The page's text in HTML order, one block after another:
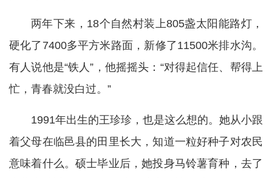
两年下来，18个自然村装上805盏太阳能路灯，
硬化了7400多平方米路面，新修了11500米排水沟。
有人说他是“铁人”，他摇摇头：“对得起信任、帮得上
忙，青春就没白过。”
1991年出生的王珍珍，也是这么想的。她从小跟
着父母在临邑县的田里长大，知道一粒好种子对农民
意味着什么。硕士毕业后，她投身马铃薯育种，去了